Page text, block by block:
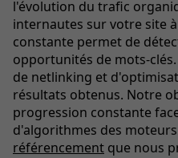
l'évolution du trafic
internautes sur votre site
constante permet de
opportunités de mots-
de netlinking et
résultats obtenus. Notre
progression constante
d'algorithmes des
référencement que nous